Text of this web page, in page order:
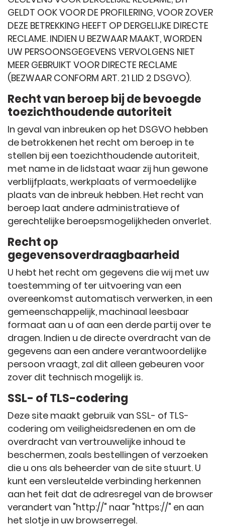
GELDT OOK VOOR DE PROFILERING, VOOR ZOVER
DEZE BETREKKING HEEFT OP DERGELIJKE DIRECTE
RECLAME. INDIEN U BEZWAAR MAAKT, WORDEN
UW PERSOONSGEGEVENS VERVOLGENS NIET
MEER GEBRUIKT VOOR DIRECTE RECLAME
(BEZWAAR CONFORM ART. 21 LID 2 DSGVO).
Recht van beroep bij de bevoegde
toezichthoudende autoriteit
In geval van inbreuken op het DSGVO hebben
de betrokkenen het recht om beroep in te
stellen bij een toezichthoudende autoriteit,
met name in de lidstaat waar zij hun gewone
verblijfplaats, werkplaats of vermoedelijke
plaats van de inbreuk hebben. Het recht van
beroep laat andere administratieve of
gerechtelijke beroepsmogelijkheden onverlet.
Recht op
gegevensoverdraagbaarheid
U hebt het recht om gegevens die wij met uw
toestemming of ter uitvoering van een
overeenkomst automatisch verwerken, in een
gemeenschappelijk, machinaal leesbaar
formaat aan u of aan een derde partij over te
dragen. Indien u de directe overdracht van de
gegevens aan een andere verantwoordelijke
persoon vraagt, zal dit alleen gebeuren voor
zover dit technisch mogelijk is.
SSL- of TLS-codering
Deze site maakt gebruik van SSL- of TLS-
codering om veiligheidsredenen en om de
overdracht van vertrouwelijke inhoud te
beschermen, zoals bestellingen of verzoeken
die u ons als beheerder van de site stuurt. U
kunt een versleutelde verbinding herkennen
aan het feit dat de adresregel van de browser
verandert van "http://" naar "https://" en aan
het slotje in uw browserregel.